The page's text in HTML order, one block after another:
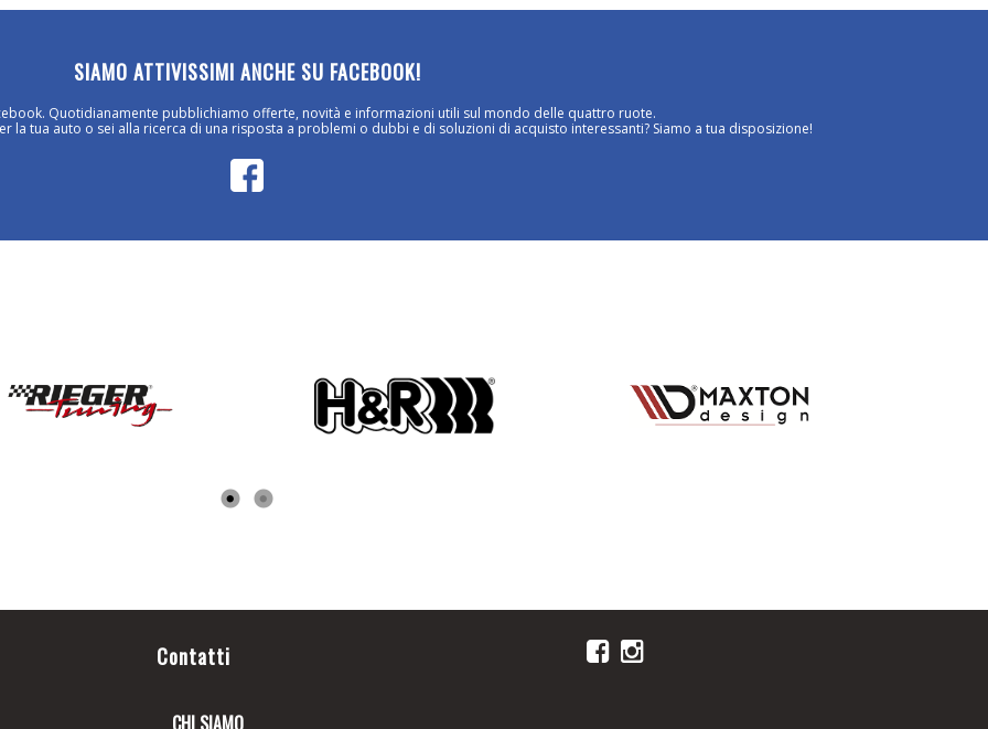
SIAMO ATTIVISSIMI ANCHE SU FACEBOOK!
Quotidianamente pubblichiamo offerte, novità e informazioni utili sul mondo delle quattro ruote.
la tua auto o sei alla ricerca di una risposta a problemi o dubbi e di soluzioni di acquisto interessanti? Siamo a tua disposizione!
Contatti
CHI SIAMO